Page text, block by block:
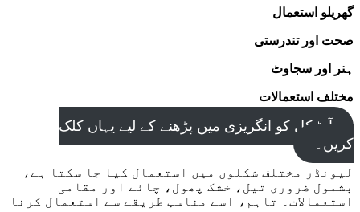
گھریلو استعمال
صحت اور تندرستی
ہنر اور سجاوٹ
مختلف استعمالات
آرٹیکل کو انگریزی میں پڑھنے کے لیے یہاں کلک
کریں۔
لیونڈر مختلف شکلوں میں استعمال کیا جا سکتا ہے،
بشمول ضروری تیل، خشک پھول، چائے اور مقامی
استعمالات۔ تاہم، اسے مناسب طریقے سے استعمال کرنا